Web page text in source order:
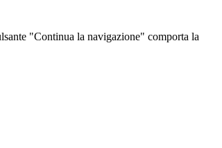
"Continua la navigazione" comporta la